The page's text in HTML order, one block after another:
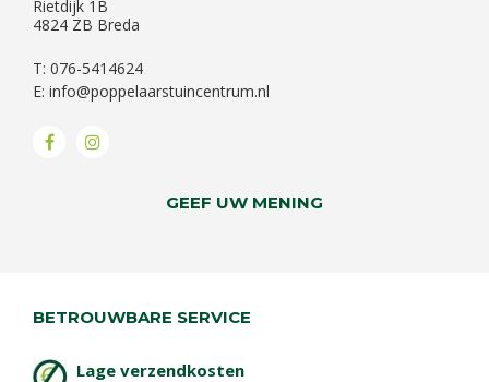
Rietdijk 1B
4824 ZB Breda
T: 076-5414624
E: info@poppelaarstuincentrum.nl
GEEF UW MENING
BETROUWBARE SERVICE
Lage verzendkosten